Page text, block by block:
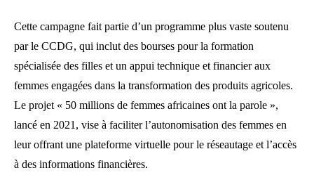
Cette campagne fait partie d’un programme plus vaste soutenu
par le CCDG, qui inclut des bourses pour la formation
spécialisée des filles et un appui technique et financier aux
femmes engagées dans la transformation des produits agricoles.
Le projet « 50 millions de femmes africaines ont la parole »,
lancé en 2021, vise à faciliter l’autonomisation des femmes en
leur offrant une plateforme virtuelle pour le réseautage et l’accès
à des informations financières.